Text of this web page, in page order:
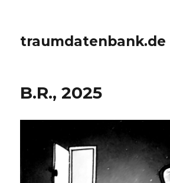
traumdatenbank.de
B.R., 2025